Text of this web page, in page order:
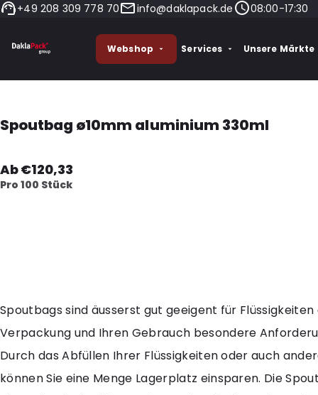
+49 208 309 778 70 info@daklapack.de 08:00-17:30
Webshop Services Unsere Märkte
Spoutbag ø10mm aluminium 330ml
Ab €120,33
Pro 100 Stück
Spoutbags sind äusserst gut geeigent für Flüssigkeiten
Verpackung und Ihren Gebrauch besondere
Durch das Abfüllen Ihrer Flüssigkeiten oder auch
können Sie eine Menge Lagerplatz einsparen. Die